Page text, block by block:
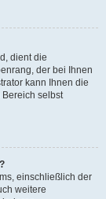
dient die
der bei Ihnen
kann Ihnen die
selbst
einschließlich der
weitere